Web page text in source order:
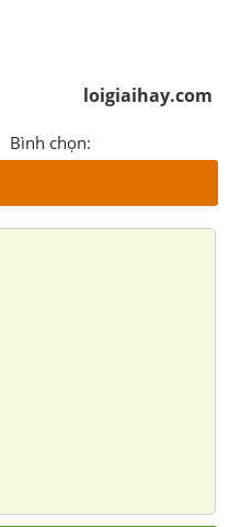
loigiaihay.com
Bình chọn: